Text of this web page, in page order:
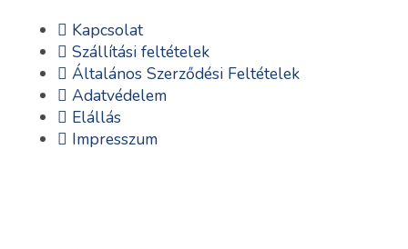
Kapcsolat
Szállítási feltételek
Általános Szerződési Feltételek
Adatvédelem
Elállás
Impresszum